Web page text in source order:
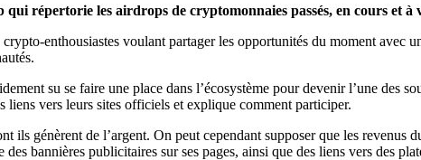
répertorie les airdrops de cryptomonnaies passés, en cours et à
enthousiastes voulant partager les opportunités du moment avec
su se faire une place dans l’écosystème pour devenir l’une des
liens vers leurs sites officiels et explique comment participer.
ils génèrent de l’argent. On peut cependant supposer que les
bannières publicitaires sur ses pages, ainsi que des liens vers des